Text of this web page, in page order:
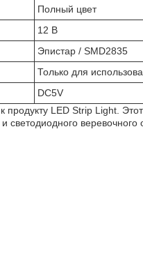
Полный цвет
12 В
Эпистар / SMD2835
Только для
DC5V
LED Strip Light.
светодиодного веревочного